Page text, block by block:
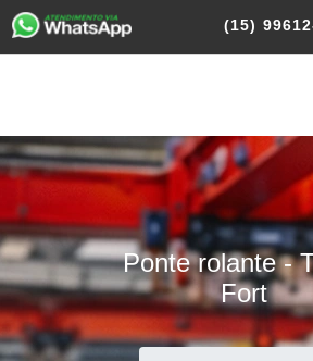
(15)
Ponte rolante -
Fort